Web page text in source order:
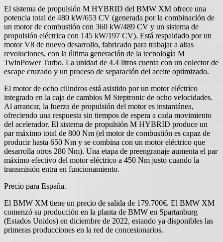
El sistema de propulsión M HYBRID del BMW XM ofrece una
potencia total de 480 kW/653 CV (generada por la combinación de
un motor de combustión con 360 kW/489 CV y ​​un sistema de
propulsión eléctrica con 145 kW/197 CV). Está respaldado por un
motor V8 de nuevo desarrollo, fabricado para trabajar a altas
revoluciones, con la última generación de la tecnología M
TwinPower Turbo. La unidad de 4.4 litros cuenta con un colector de
escape cruzado y un proceso de separación del aceite optimizado.
El motor de ocho cilindros está asistido por un motor eléctrico
integrado en la caja de cambios M Steptronic de ocho velocidades.
Al arrancar, la fuerza de propulsión del motor es instantánea,
ofreciendo una respuesta sin tiempos de espera a cada movimiento
del acelerador. El sistema de propulsión M HYBRID produce un
par máximo total de 800 Nm (el motor de combustión es capaz de
producir hasta 650 Nm y se combina con un motor eléctrico que
desarrolla otros 280 Nm). Una etapa de preengranaje aumenta el par
máximo efectivo del motor eléctrico a 450 Nm justo cuando la
transmisión entra en funcionamiento.
Precio para España.
El BMW XM tiene un precio de salida de 179.700€. El BMW XM
comenzó su producción en la planta de BMW en Spartanburg
(Estados Unidos) en diciembre de 2022, estando ya disponibles las
primeras producciones en la red de concesionarios.